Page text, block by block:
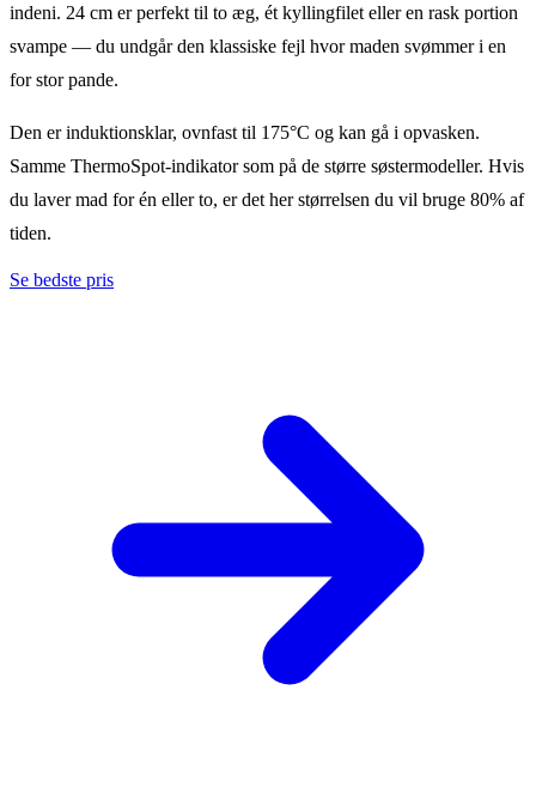
indeni. 24 cm er perfekt til to æg, ét kyllingfilet eller en rask portion
svampe — du undgår den klassiske fejl hvor maden svømmer i en
for stor pande.
Den er induktionsklar, ovnfast til 175°C og kan gå i opvasken.
Samme ThermoSpot-indikator som på de større søstermodeller. Hvis
du laver mad for én eller to, er det her størrelsen du vil bruge 80% af
tiden.
Se bedste pris